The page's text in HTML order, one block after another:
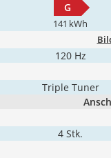
G
141 kWh
120 Hz
Triple Tuner
4 Stk.